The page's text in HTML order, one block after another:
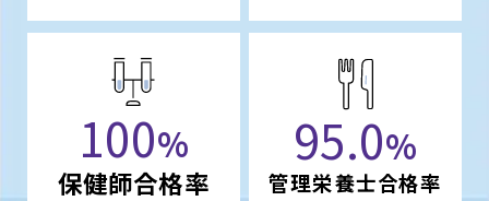
100%
保健師合格率
95.0%
管理栄養士合格率